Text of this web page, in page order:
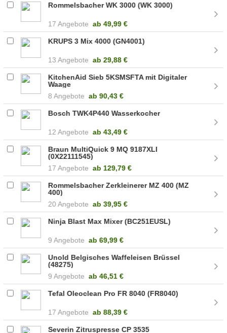
Rommelsbacher WK 3000 (WK 3000)
17 Angebote ab49,99 €
KRUPS 3 Mix 4000 (GN4001)
13 Angebote ab 29,88 €
KitchenAid Sieb 5KSMSFTA mit Digitaler
Waage
8 Angebote ab 90,43 €
Bosch TWK4P440 Wasserkocher
12 Angebote ab43,49 €
Braun MultiQuick 9 MQ 9187XLI
(0X22111545)
17 Angebote ab 129,79 €
Rommelsbacher Zerkleinerer MZ 400 (MZ
400)
20 Angebote ab 39,95 €
Ninja Blast Max Mixer (BC251EUSL)
9 Angebote ab 69,99 €
Unold Belgisches Waffeleisen Brüssel
(48275)
9 Angebote ab46,51 €
Tefal Oleoclean Pro FR 8040 (FR8040)
17 Angebote ab 88,39 €
Severin Zitruspresse CP 3535